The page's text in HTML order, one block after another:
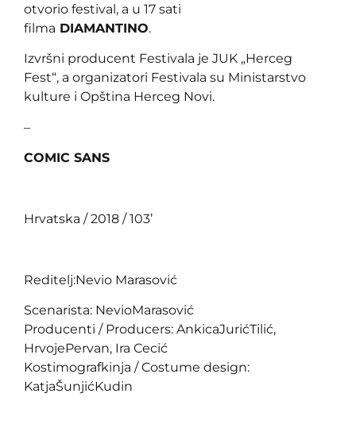
otvorio festival, a u 17 sati
filma DIAMANTINO.
Izvršni producent Festivala je JUK „Herceg
Fest“, a organizatori Festivala su Ministarstvo
kulture i Opština Herceg Novi.
–
COMIC SANS
Hrvatska / 2018 / 103’
Reditelj:Nevio Marasović
Scenarista: NevioMarasović
Producenti / Producers: AnkicaJurićTilić,
HrvojePervan, Ira Cecić
Kostimografkinja / Costume design:
KatjaŠunjićKudin